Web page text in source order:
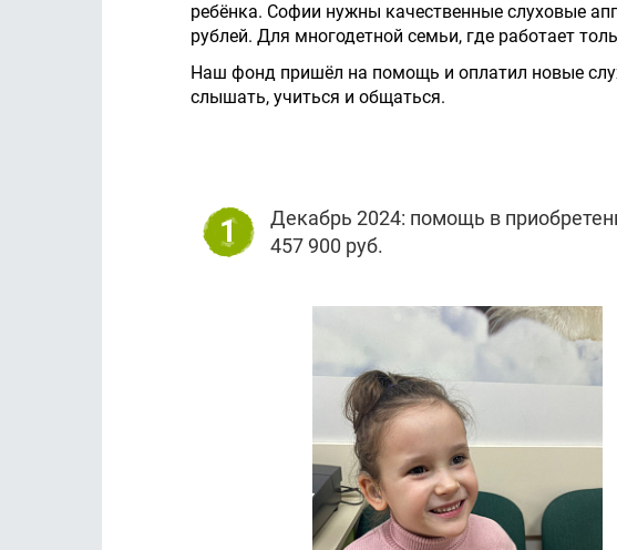
ребёнка. Софии нужны качественные слуховые
рублей. Для многодетной семьи, где работает
Наш фонд пришёл на помощь и оплатил новые
слышать, учиться и общаться.
1
Декабрь 2024: помощь в
457 900 руб.